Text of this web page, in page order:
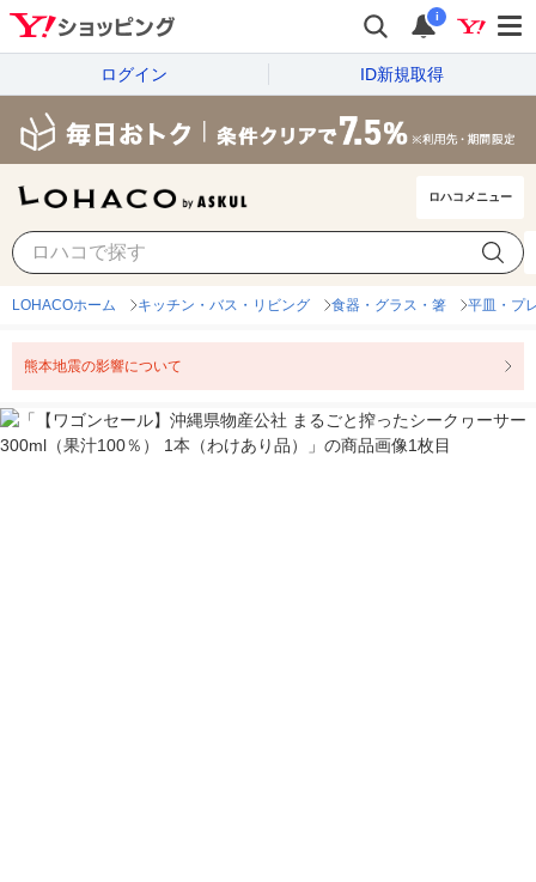
i
ログイン ID新規取得
ロハコメニュー
LOHACOホーム キッチン・バス・リビング 食器・グラス・箸 平皿・プ
熊本地震の影響について